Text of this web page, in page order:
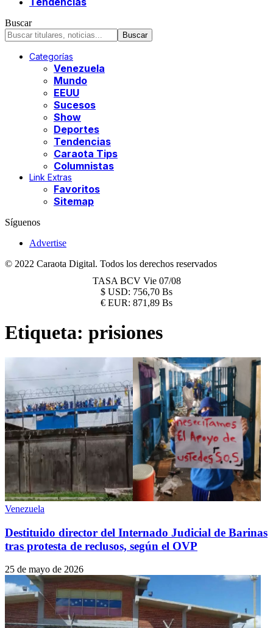
Buscar
Categorías
Venezuela
Mundo
EEUU
Sucesos
Show
Deportes
Tendencias
Caraota Tips
Columnistas
Link Extras
Favoritos
Sitemap
Síguenos
Advertise
© 2022 Caraota Digital. Todos los derechos reservados
TASA BCV Vie 07/08
$ USD: 756,70 Bs
€ EUR: 871,89 Bs
Etiqueta: prisiones
Venezuela
Destituido director del Internado Judicial de Barinas
tras protesta de reclusos, según el OVP
25 de mayo de 2026